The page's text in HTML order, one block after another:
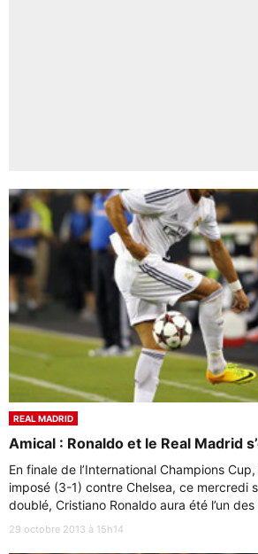
REAL MADRID
Amical : Ronaldo et le Real Madrid
En finale de l’International Champions
imposé (3-1) contre Chelsea, ce mercredi
doublé, Cristiano Ronaldo aura été l’un
29 octobre 2013 à 15h14